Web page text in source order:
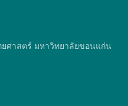
ศาสตร์ มหาวิทยาลัยขอนแก่น